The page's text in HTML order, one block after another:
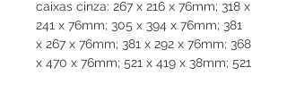
caixas cinza: 267 x 216 x 76mm; 318 x
241 x 76mm; 305 x 394 x 76mm; 381
x 267 x 76mm; 381 x 292 x 76mm; 368
x 470 x 76mm; 521 x 419 x 38mm; 521